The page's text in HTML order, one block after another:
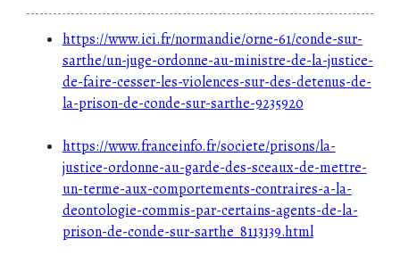
https://www.ici.fr/normandie/orne-61/conde-sur-
sarthe/un-juge-ordonne-au-ministre-de-la-justice-
de-faire-cesser-les-violences-sur-des-detenus-de-
la-prison-de-conde-sur-sarthe-9235920
https://www.franceinfo.fr/societe/prisons/la-
justice-ordonne-au-garde-des-sceaux-de-mettre-
un-terme-aux-comportements-contraires-a-la-
deontologie-commis-par-certains-agents-de-la-
prison-de-conde-sur-sarthe_8113139.html